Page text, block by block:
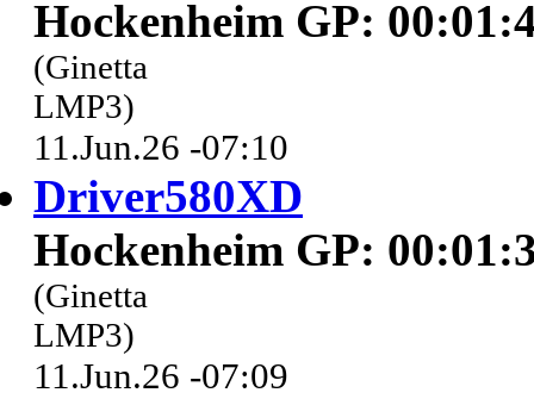
Hockenheim GP:
(Ginetta
LMP3)
11.Jun.26 -07:10
Driver580XD
Hockenheim GP:
(Ginetta
LMP3)
11.Jun.26 -07:09